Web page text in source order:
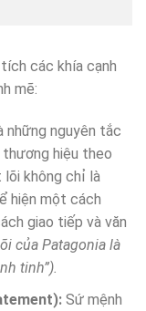
các khía cạnh
mẽ:
những nguyên tắc
hiệu theo
lõi không chỉ là
hiện một cách
giao tiếp và văn
của Patagonia là
tinh”).
Sứ mệnh